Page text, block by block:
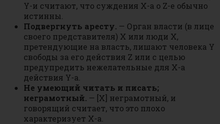
Y-и считают, что суждения X-а о Z-е обычно
истинны.
Подвергнуть аресту. — Орган власти (в лице
своего представителя) Х или люди Х,
претендующие на власть, лишают человека Y
свободы за его действия Z или с целью
предупредить нежелательные для Х-а
действия Y-а.
Не умеющий читать и писать;
неграмотный. — [Х] неграмотный, и
говорящий считает, что это плохо
характеризует Х-а.